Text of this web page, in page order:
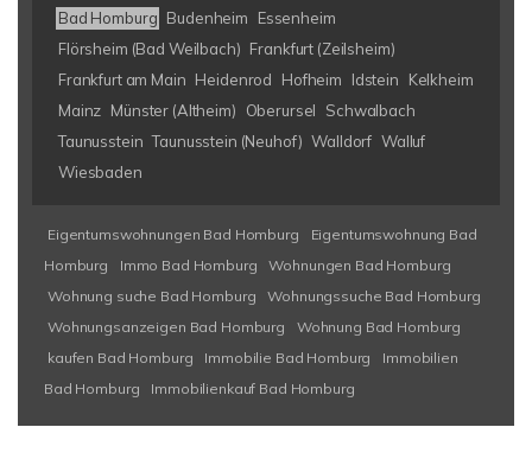
Bad Homburg Budenheim
Essenheim
Flörsheim (Bad Weilbach) Frankfurt (Zeilsheim)
Frankfurt am Main Heidenrod Hofheim Idstein
Kelkheim
Mainz Münster (Altheim) Oberursel
Schwalbach
Taunusstein Taunusstein (Neuhof) Walldorf Walluf
Wiesbaden
Eigentumswohnungen Bad Homburg
Eigentumswohnung Bad
Homburg
Immo Bad Homburg
Wohnungen Bad Homburg
Wohnung suche Bad Homburg
Wohnungssuche Bad Homburg
Wohnungsanzeigen Bad Homburg
Wohnung Bad Homburg
kaufen Bad Homburg
Immobilie Bad Homburg
Immobilien
Bad Homburg
Immobilienkauf Bad Homburg